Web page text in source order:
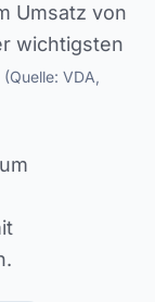
Umsatz von
wichtigsten
(Quelle: VDA,